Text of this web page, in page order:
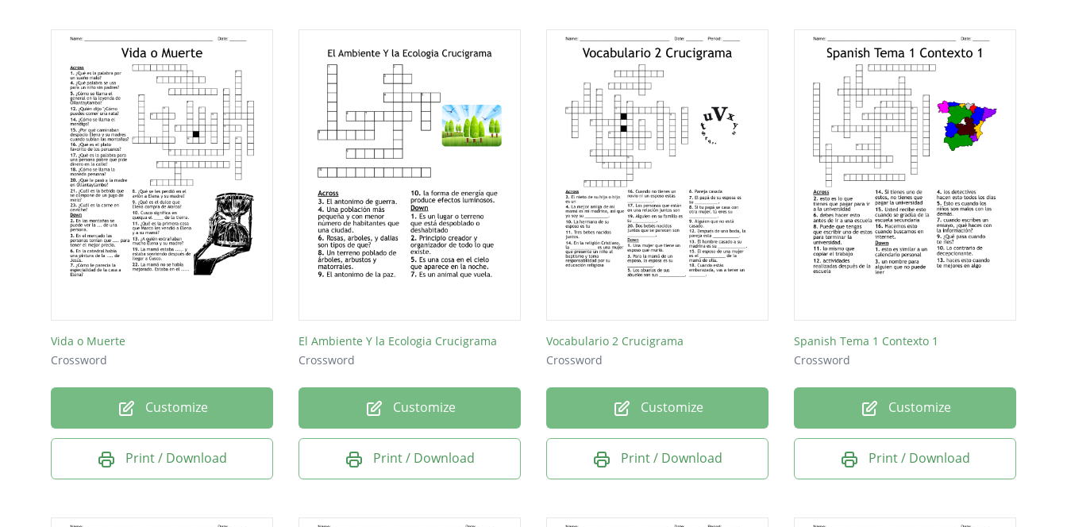
Vida o Muerte
Crossword
Customize
Print / Download
El Ambiente Y la Ecologia Crucigrama
Crossword
Customize
Print / Download
Vocabulario 2 Crucigrama
Crossword
Customize
Print / Download
Spanish Tema 1 Contexto 1
Crossword
Customize
Print / Download